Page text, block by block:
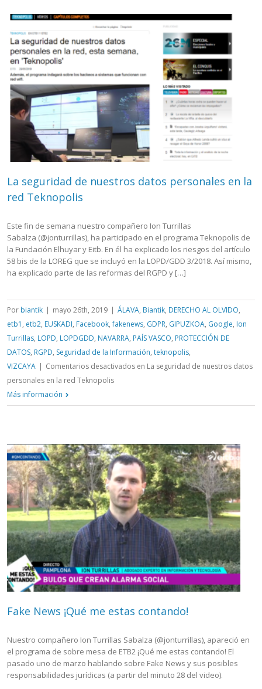
La seguridad de nuestros datos personales en la
red Teknopolis
Este fin de semana nuestro compañero Ion Turrillas
Sabalza (@jonturrillas), ha participado en el programa Teknopolis de
la Fundación Elhuyar y Eitb. En él ha explicado los riesgos del artículo
58 bis de la LOREG que se incluyó en la LOPD/GDD 3/2018. Así mismo,
ha explicado parte de las reformas del RGPD y […]
Por biantik | mayo 26th, 2019 | ÁLAVA, Biantik, DERECHO AL OLVIDO,
etb1 , etb2, EUSKADI, Facebook,fakenews, GDPR, GIPUZKOA, Google, Ion
Turrillas, LOPD, LOPDGDD, NAVARRA, PAÍS VASCO, PROTECCIÓN DE
DATOS, RGPD, Seguridad de la Información, teknopolis,
VIZCAYA | Comentarios desactivados en La seguridad de nuestros datos
personales en la red Teknopolis
Más información
Fake News ¡Qué me estas contando!
Nuestro compañero Ion Turrillas Sabalza (@jonturrillas), apareció en
el programa de sobre mesa de ETB2 ¡Qué me estas contando! El
pasado uno de marzo hablando sobre Fake News y sus posibles
responsabilidades jurídicas (a partir del minuto 28 del video).